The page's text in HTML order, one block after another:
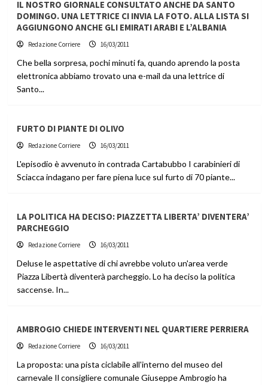
IL NOSTRO GIORNALE CONSULTATO ANCHE DA SANTO
DOMINGO. UNA LETTRICE CI INVIA LA FOTO. ALLA LISTA SI
AGGIUNGONO ANCHE GLI EMIRATI ARABI E L’ALBANIA
Redazione Corriere 16/03/2011
Che bella sorpresa, pochi minuti fa, quando aprendo la posta
elettronica abbiamo trovato una e-mail da una lettrice di
Santo...
FURTO DI PIANTE DI OLIVO
Redazione Corriere 16/03/2011
L'episodio è avvenuto in contrada Cartabubbo I carabinieri di
Sciacca indagano per fare piena luce sul furto di 70 piante...
LA POLITICA HA DECISO: PIAZZETTA LIBERTA’ DIVENTERA’
PARCHEGGIO
Redazione Corriere 16/03/2011
Deluse le aspettative di chi avrebbe voluto un'area verde
Piazza Libertà diventerà parcheggio. Lo ha deciso la politica
saccense. In...
AMBROGIO CHIEDE INTERVENTI NEL QUARTIERE PERRIERA
Redazione Corriere 16/03/2011
La proposta: una pista ciclabile all'interno del museo del
carnevale Il consigliere comunale Giuseppe Ambrogio ha